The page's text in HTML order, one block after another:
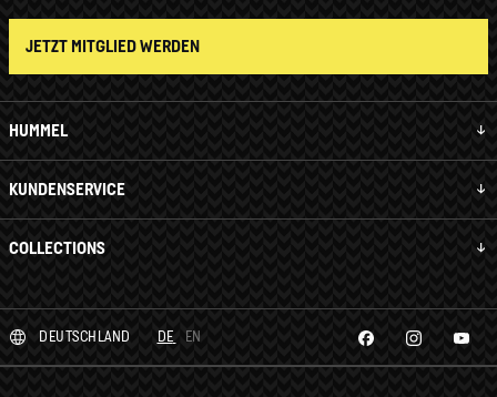
HUMMEL
KUNDENSERVICE
COLLECTIONS
JETZT MITGLIED WERDEN
DEUTSCHLAND DE EN